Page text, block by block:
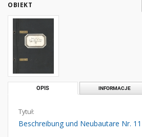
OBIEKT
OPIS INFORMACJE
Tytuł:
Beschreibung und Neubautare Nr. 11